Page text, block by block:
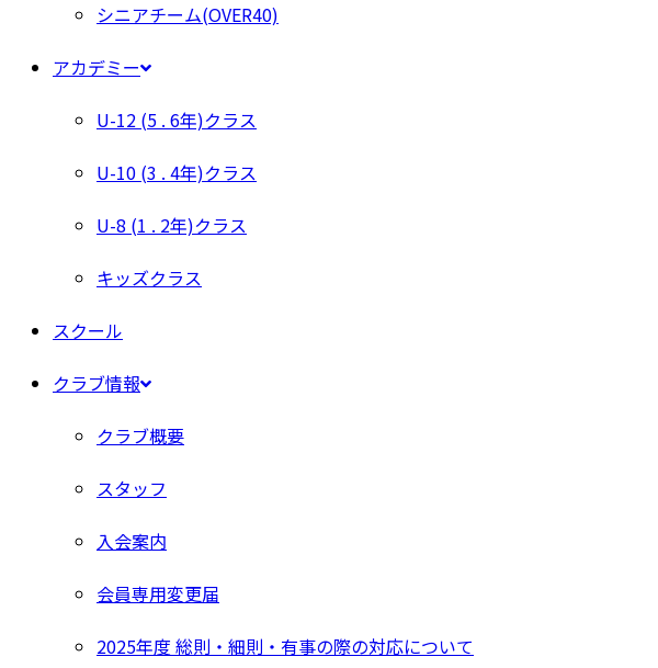
シニアチーム(OVER40)
アカデミー
U-12 (5 . 6年)クラス
U-10 (3 . 4年)クラス
U-8 (1 . 2年)クラス
キッズクラス
スクール
クラブ情報
クラブ概要
スタッフ
入会案内
会員専用変更届
2025年度 総則・細則・有事の際の対応について